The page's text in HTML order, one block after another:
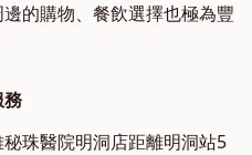
的購物、餐飲選擇也極為豐
務
珠醫院明洞店距離明洞站5